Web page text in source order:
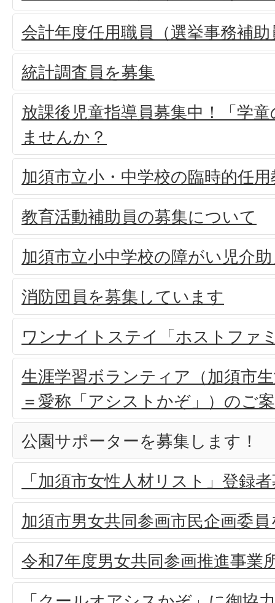
会計年度任用職員（選挙事務補
統計調査員を募集
放課後児童指導員募集中！「学
ませんか？
加須市立小・中学校の臨時的任
教育活動補助員の募集について
加須市立小中学校の障がい児介
消防団員を募集しています
ワンナイトステイ「ホストファ
生涯学習ボランティア（加須市
＝愛称「アシストかぞ」）のご
公園サポーターを募集します！
「加須市女性人材リスト」登録
加須市男女共同参画市民企画委
令和7年度男女共同参画推進事業